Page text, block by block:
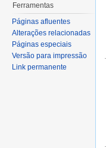
Ferramentas
Páginas afluentes
Alterações relacionadas
Páginas especiais
Versão para impressão
Link permanente